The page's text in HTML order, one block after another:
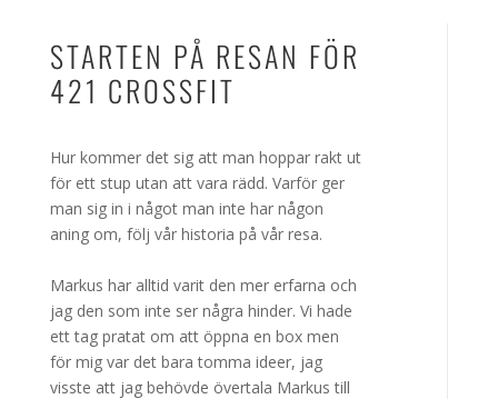
STARTEN PÅ RESAN FÖR
421 CROSSFIT
Hur kommer det sig att man hoppar rakt ut
för ett stup utan att vara rädd. Varför ger
man sig in i något man inte har någon
aning om, följ vår historia på vår resa.
Markus har alltid varit den mer erfarna och
jag den som inte ser några hinder. Vi hade
ett tag pratat om att öppna en box men
för mig var det bara tomma ideer, jag
visste att jag behövde övertala Markus till